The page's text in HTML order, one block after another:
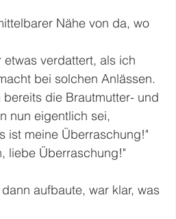
Nähe von da, wo
verdattert, als ich
bei solchen Anlässen.
die Brautmutter- und
nun eigentlich sei,
ist meine Überraschung!"
liebe Überraschung!"
aufbaute, war klar, was